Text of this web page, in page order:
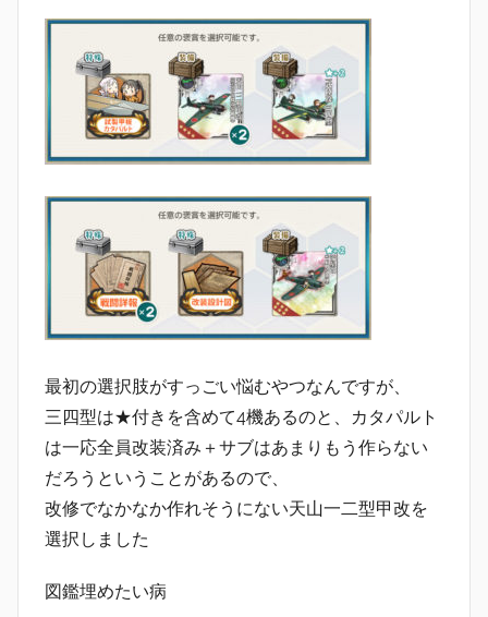
最初の選択肢がすっごい悩むやつなんですが、
三四型は★付きを含めて4機あるのと、カタパルト
は一応全員改装済み＋サブはあまりもう作らない
だろうということがあるので、
改修でなかなか作れそうにない天山一二型甲改を
選択しました
図鑑埋めたい病